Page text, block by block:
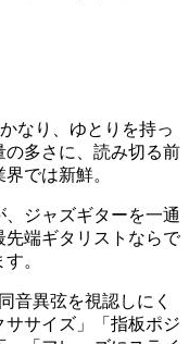
なり、ゆとりを持っ
多さに、読み切る前
では新鮮。
、ジャズギターを一通
先端ギタリストならで
。
音異弦を視認しにく
サイズ」「指板ポジ